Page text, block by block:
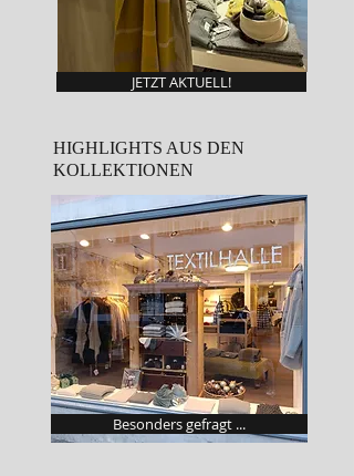
JETZT AKTUELL!
HIGHLIGHTS AUS DEN
KOLLEKTIONEN
Besonders gefragt ...